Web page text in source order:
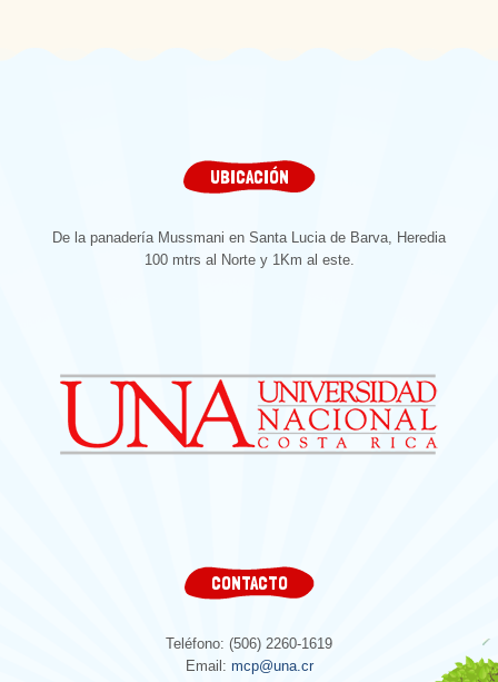
UBICACIÓN
De la panadería Mussmani en Santa Lucia de Barva, Heredia
100 mtrs al Norte y 1Km al este.
CONTACTO
Teléfono: (506) 2260-1619
Email: mcp@una.cr